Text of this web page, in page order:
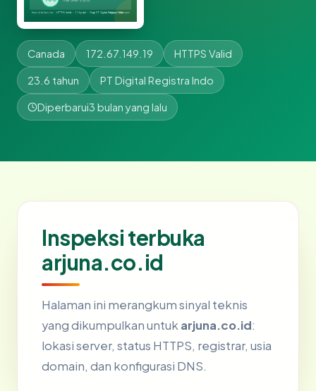
Canada 172.67.149.19 HTTPS Valid
23.6 tahun PT Digital Registra Indo
Diperbarui3 bulan yang lalu
Inspeksi terbuka
arjuna.co.id
Halaman ini merangkum sinyal teknis
yang dikumpulkan untuk arjuna.co.id:
lokasi server, status HTTPS, registrar, usia
domain, dan konfigurasi DNS.